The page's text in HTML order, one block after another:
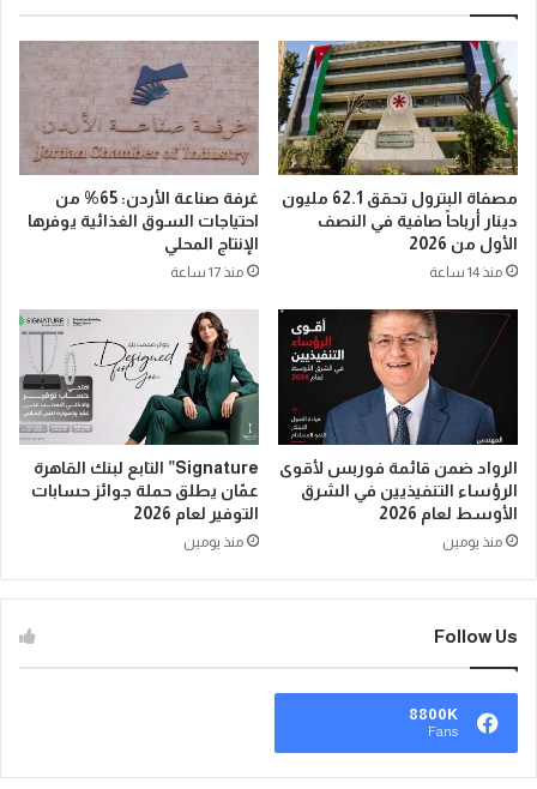
مصفاة البترول تحقق 62.1 مليون
دينار أرباحاً صافية في النصف
الأول من 2026
منذ 14 ساعة
غرفة صناعة الأردن: 65% من
احتياجات السوق الغذائية يوفرها
الإنتاج المحلي
منذ 17 ساعة
الرواد ضمن قائمة فوربس لأقوى
الرؤساء التنفيذيين في الشرق
الأوسط لعام 2026
منذ يومين
Signature” التابع لبنك القاهرة
عمّان يطلق حملة جوائز حسابات
التوفير لعام 2026
منذ يومين
Follow Us
8800K
Fans